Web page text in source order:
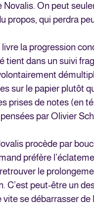
Novalis. On peut
propos, qui perdra
livre la progression
tient dans un suivi
sur le papier plutôt
prises de notes (en
par Olivier
procède par
préfère
le
C’est peut-être un
vite se débarrasser